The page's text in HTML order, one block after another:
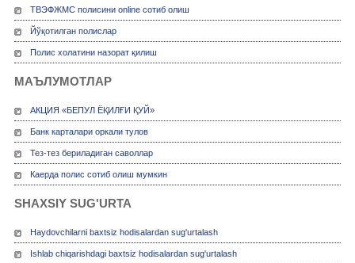
ТВЭФЖМС полисини online сотиб олиш
Йўқотилган полислар
Полис холатини назорат қилиш
МАЪЛУМОТЛАР
АКЦИЯ «БЕПУЛ ЁҚИЛҒИ ҚУЙ»
Банк карталари оркали тулов
Тез-тез бериладиган саволлар
Каерда полис сотиб олиш мумкин
SHAXSIY SUG'URTA
Haydovchilarni baxtsiz hodisalardan sug'urtalash
Ishlab chiqarishdagi baxtsiz hodisalardan sug'urtalash